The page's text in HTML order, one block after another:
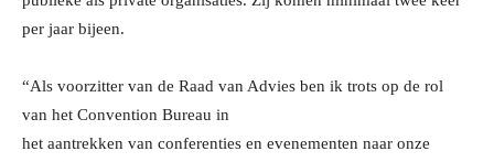
per jaar bijeen.
“Als voorzitter van de Raad van Advies ben ik trots op de rol
van het Convention Bureau in
het aantrekken van conferenties en evenementen naar onze